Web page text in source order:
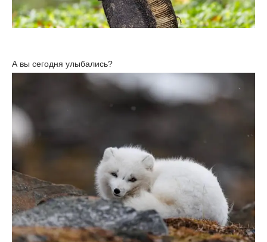
А вы сегодня улыбались?